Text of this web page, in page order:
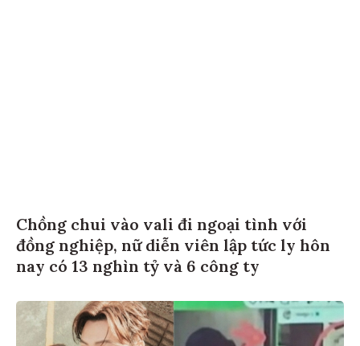
Chồng chui vào vali đi ngoại tình với
đồng nghiệp, nữ diễn viên lập tức ly hôn
nay có 13 nghìn tỷ và 6 công ty